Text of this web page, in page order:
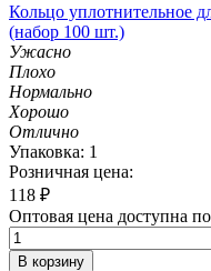
Кольцо уплотнительное
(набор 100 шт.)
Ужасно
Плохо
Нормально
Хорошо
Отлично
Упаковка: 1
Розничная цена:
118 ₽
Оптовая цена доступна
В корзину